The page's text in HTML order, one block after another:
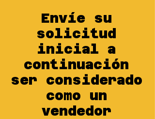
Envíe su
solicitud
inicial a
continuación
ser considerado
como un
vendedor